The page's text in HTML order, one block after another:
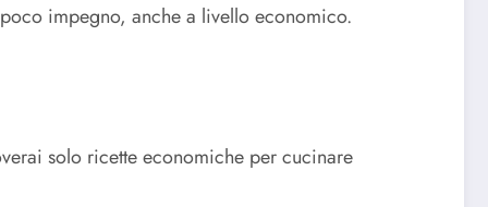
impegno, anche a livello economico.
solo ricette economiche per cucinare